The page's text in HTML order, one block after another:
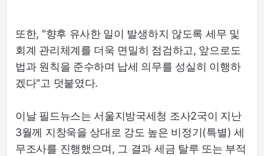
또한, "향후 유사한 일이 발생하지 않도록 세무 및
회계 관리체계를 더욱 면밀히 점검하고, 앞으로도
법과 원칙을 준수하며 납세 의무를 성실히 이행하
겠다"고 덧붙였다.
이날 필드뉴스는 서울지방국세청 조사2국이 지난
3월께 지창욱을 상대로 강도 높은 비정기(특별) 세
무조사를 진행했으며, 그 결과 세금 탈루 또는 부적